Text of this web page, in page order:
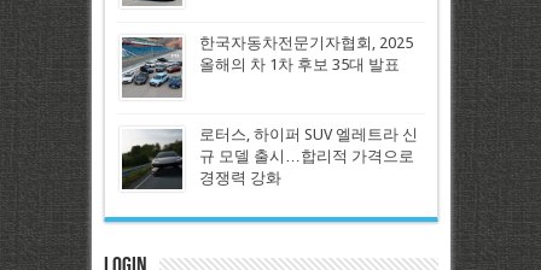
한국자동차전문기자협회, 2025
올해의 차 1차 후보 35대 발표
로터스, 하이퍼 SUV 엘레트라 신
규 모델 출시…합리적 가격으로
경쟁력 강화